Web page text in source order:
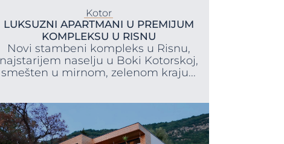
Kotor
LUKSUZNI APARTMANI U PREMIJUM
KOMPLEKSU U RISNU
Novi stambeni kompleks u Risnu,
najstarijem naselju u Boki Kotorskoj,
smešten u mirnom, zelenom kraju...